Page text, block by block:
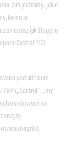
kim jesteśmy, jakie
komu je
oraz jak długo je
Castrol PCO.
pod adresem
(„Castrol”, „my”
osobowych na
za
nagród.